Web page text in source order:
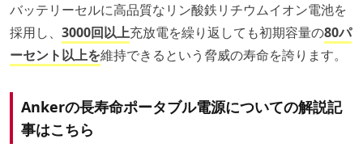
バッテリーセルに高品質なリン酸鉄リチウムイオン電池を
採用し、 3000回以上充放電を繰り返しても初期容量の80パ
ーセント以上を維持できるという脅威の寿命を誇ります。
Ankerの長寿命ポータブル電源についての解説記
事はこちら